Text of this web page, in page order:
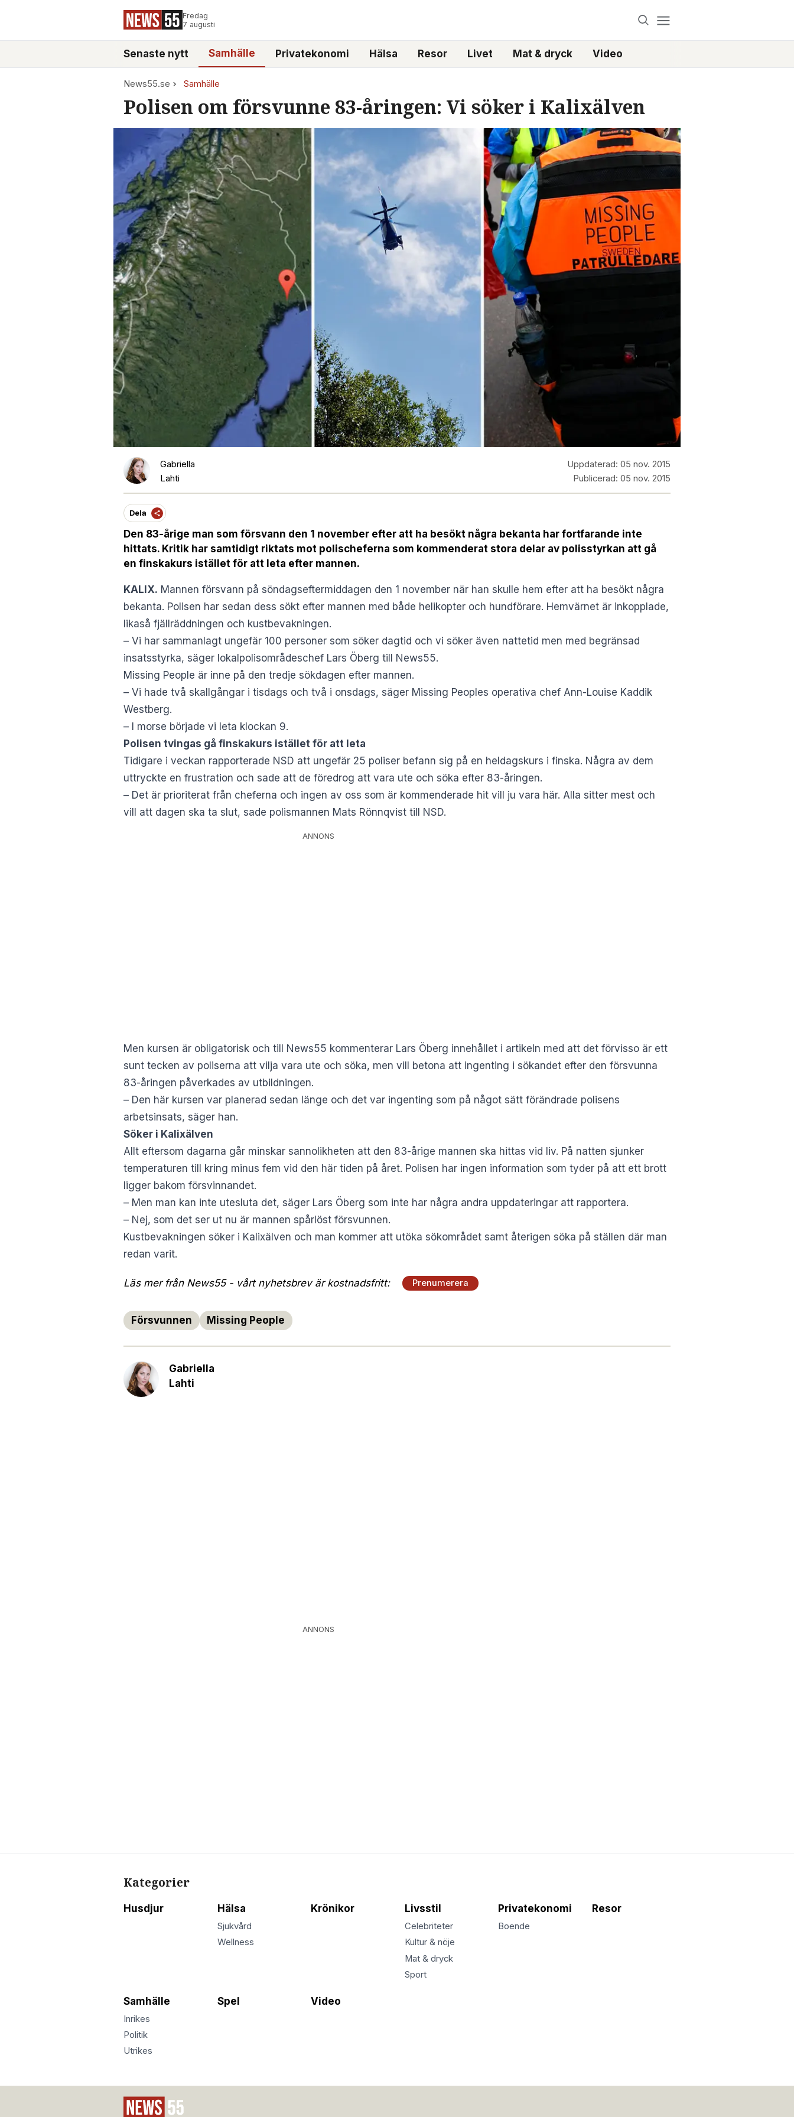
Fredag
7 augusti
Senaste nytt Samhälle Privatekonomi Hälsa Resor Livet Mat & dryck Video
News55.se Samhälle
Polisen om försvunne 83-åringen: Vi söker i Kalixälven
Gabriella
Lahti
Uppdaterad: 05 nov. 2015
Publicerad: 05 nov. 2015
Dela
Den 83-årige man som försvann den 1 november efter att ha besökt några bekanta har fortfarande inte
hittats. Kritik har samtidigt riktats mot polischeferna som kommenderat stora delar av polisstyrkan att gå
en finskakurs istället för att leta efter mannen.
KALIX. Mannen försvann på söndagseftermiddagen den 1 november när han skulle hem efter att ha besökt några
bekanta. Polisen har sedan dess sökt efter mannen med både helikopter och hundförare. Hemvärnet är inkopplade,
likaså fjällräddningen och kustbevakningen.
– Vi har sammanlagt ungefär 100 personer som söker dagtid och vi söker även nattetid men med begränsad
insatsstyrka, säger lokalpolisområdeschef Lars Öberg till News55.
Missing People är inne på den tredje sökdagen efter mannen.
– Vi hade två skallgångar i tisdags och två i onsdags, säger Missing Peoples operativa chef Ann-Louise Kaddik
Westberg.
– I morse började vi leta klockan 9.
Polisen tvingas gå finskakurs istället för att leta
Tidigare i veckan rapporterade NSD att ungefär 25 poliser befann sig på en heldagskurs i finska. Några av dem
uttryckte en frustration och sade att de föredrog att vara ute och söka efter 83-åringen.
– Det är prioriterat från cheferna och ingen av oss som är kommenderade hit vill ju vara här. Alla sitter mest och
vill att dagen ska ta slut, sade polismannen Mats Rönnqvist till NSD.
ANNONS
Men kursen är obligatorisk och till News55 kommenterar Lars Öberg innehållet i artikeln med att det förvisso är ett
sunt tecken av poliserna att vilja vara ute och söka, men vill betona att ingenting i sökandet efter den försvunna
83-åringen påverkades av utbildningen.
– Den här kursen var planerad sedan länge och det var ingenting som på något sätt förändrade polisens
arbetsinsats, säger han.
Söker i Kalixälven
Allt eftersom dagarna går minskar sannolikheten att den 83-årige mannen ska hittas vid liv. På natten sjunker
temperaturen till kring minus fem vid den här tiden på året. Polisen har ingen information som tyder på att ett brott
ligger bakom försvinnandet.
– Men man kan inte utesluta det, säger Lars Öberg som inte har några andra uppdateringar att rapportera.
– Nej, som det ser ut nu är mannen spårlöst försvunnen.
Kustbevakningen söker i Kalixälven och man kommer att utöka sökområdet samt återigen söka på ställen där man
redan varit.
Läs mer från News55 - vårt nyhetsbrev är kostnadsfritt: Prenumerera
Försvunnen Missing People
Gabriella
Lahti
ANNONS
Kategorier
Husdjur Hälsa
Sjukvård
Wellness
Krönikor Livsstil
Celebriteter
Kultur & nöje
Mat & dryck
Sport
Privatekonomi
Boende
Resor
Samhälle
Inrikes
Politik
Utrikes
Spel Video